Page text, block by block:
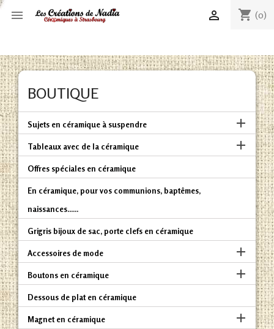
 shopping_cart (0)

BOUTIQUE
Sujets en céramique à suspendre 
Tableaux avec de la céramique 
Offres spéciales en céramique
En céramique, pour vos communions, baptêmes,
naissances......
Grigris bijoux de sac, porte clefs en céramique
Accessoires de mode 
Boutons en céramique 
Dessous de plat en céramique
Magnet en céramique 